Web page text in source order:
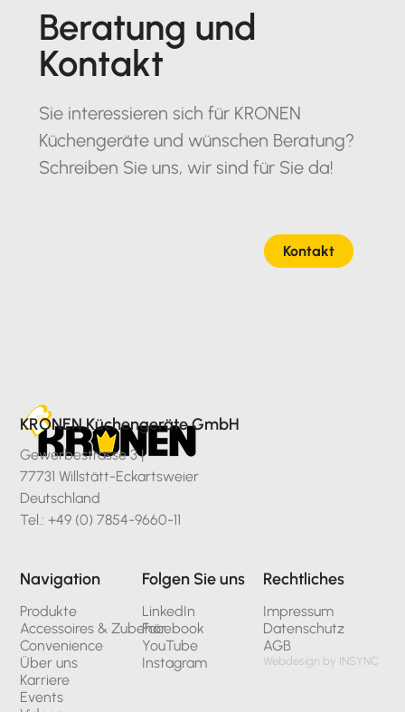
Beratung und
Kontakt
Sie interessieren sich für KRONEN
Küchengeräte und wünschen Beratung?
Schreiben Sie uns, wir sind für Sie da!
Kontakt
KRONEN Küchengeräte GmbH
Gewerbestrasse 3 |
77731 Willstätt-Eckartsweier
Deutschland
Tel.: +49 (0) 7854-9660-11
Navigation
Produkte
Accessoires & Zubehör
Convenience
Über uns
Karriere
Events
Folgen Sie uns
LinkedIn
Facebook
YouTube
Instagram
Rechtliches
Impressum
Datenschutz
AGB
Webdesign by INSYNC